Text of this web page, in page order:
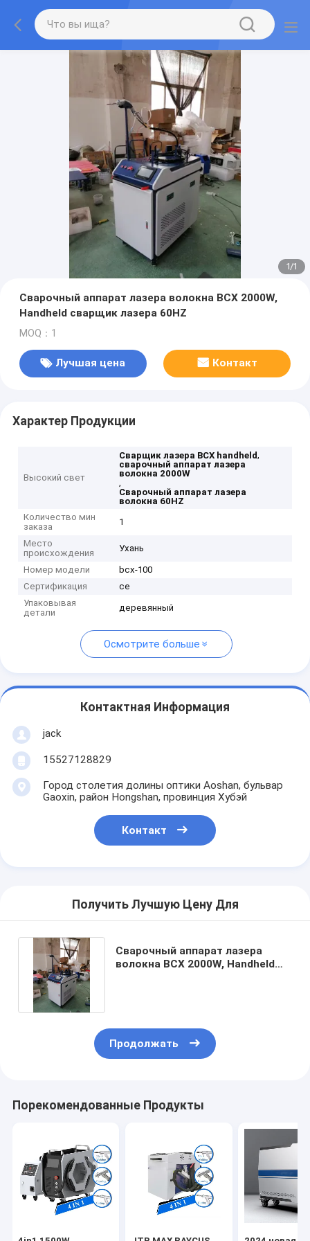
1/1
Сварочный аппарат лазера волокна BCX 2000W,
Handheld сварщик лазера 60HZ
MOQ：1
Лучшая цена Контакт
Характер Продукции
Высокий свет
Сварщик лазера BCX handheld,
сварочный аппарат лазера
волокна 2000W
,
Сварочный аппарат лазера
волокна 60HZ
Количество мин
заказа
1
Место
происхождения
Ухань
Номер модели
bcx-100
Сертификация
ce
Упаковывая
детали
деревянный
Осмотрите больше
Контактная Информация
jack
15527128829
Город столетия долины оптики Aoshan, бульвар
Gaoxin, район Hongshan, провинция Хубэй
Контакт
Получить Лучшую Цену Для
Сварочный аппарат лазера
волокна BCX 2000W, Handheld
Продолжать
Порекомендованные Продукты